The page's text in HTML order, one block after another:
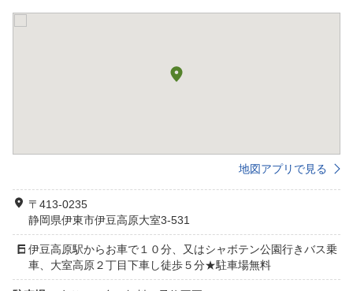
地図アプリで見る
〒413-0235
静岡県伊東市伊豆高原大室3-531
伊豆高原駅からお車で１０分、又はシャボテン公園行きバス乗
車、大室高原２丁目下車し徒歩５分★駐車場無料